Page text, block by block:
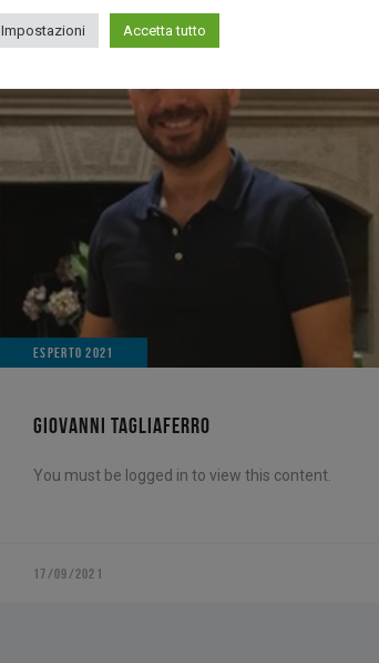
ESPERTO 2021
GIOVANNI TAGLIAFERRO
You must be logged in to view this content.
17/09/2021
Impostazioni Accetta tutto